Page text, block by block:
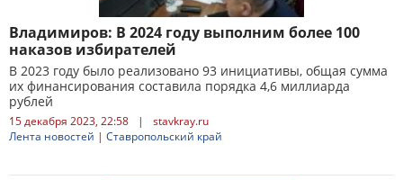
Владимиров: В 2024 году выполним более 100
наказов избирателей
В 2023 году было реализовано 93 инициативы, общая сумма
их финансирования составила порядка 4,6 миллиарда
рублей
15 декабря 2023, 22:58 |
stavkray.ru
Лента новостей | Ставропольский край